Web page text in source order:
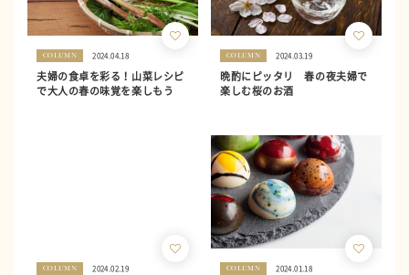
COLUMN 2024.04.18
夫婦の食卓を彩る！山菜レシピ
で大人の春の味覚を楽しもう
COLUMN 2024.03.19
晩酌にピッタリ 春の夜夫婦で
楽しむ桜のお酒
COLUMN 2024.02.19 COLUMN 2024.01.18